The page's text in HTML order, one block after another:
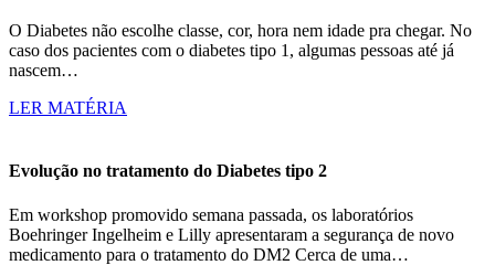
O Diabetes não escolhe classe, cor, hora nem idade pra chegar. No
caso dos pacientes com o diabetes tipo 1, algumas pessoas até já
nascem…
LER MATÉRIA
Evolução no tratamento do Diabetes tipo 2
Em workshop promovido semana passada, os laboratórios
Boehringer Ingelheim e Lilly apresentaram a segurança de novo
medicamento para o tratamento do DM2 Cerca de uma…